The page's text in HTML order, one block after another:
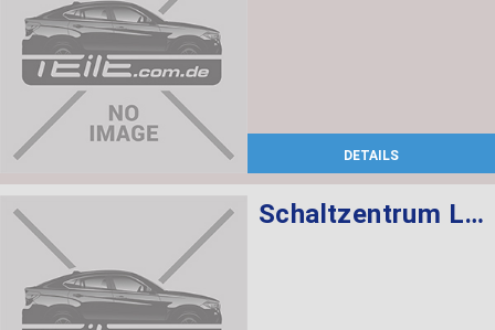
DETAILS
Schaltzentrum Lenksäule